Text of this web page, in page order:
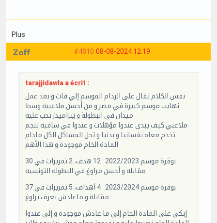
Plus
#4810 08-08-2024 12:19
Zoff
tarajjidawla a écrit :
نفس الكلام تقال على الزدام الموسم إلي فات و بعد عمل
نهايت موسم كبيرة في مصر و من أحسن ملاعبية وسط
ميدان في البطولة و بيراميدز تحب عليه
ملاعبي كيف يبدى عندوا مؤهلات و عندوا في ساقيه تنجم
تخدم معاه نفسانيا و بدنيا و تحل المشاكل الكل مادام
المادة الخام موجودة و هذا الأهم
بوڨرة موسم 2022/2023 : 12 هدف، 2 تمريرات في 30
مقابلة و أحسن مراوغ في البطولة التونسية
بوڨرة موسم 2023/2024 : 4 أهداف، 5 تمريرات في 37
مقابلة و ماعادش يعرف يراوغ
إبكي على المادة الخام إلي ما عادش موجودة و إلي عندوا